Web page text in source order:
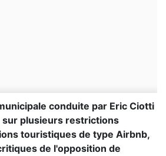
conduite par Eric Ciotti
sur plusieurs restrictions
touristiques de type Airbnb,
de l'opposition de